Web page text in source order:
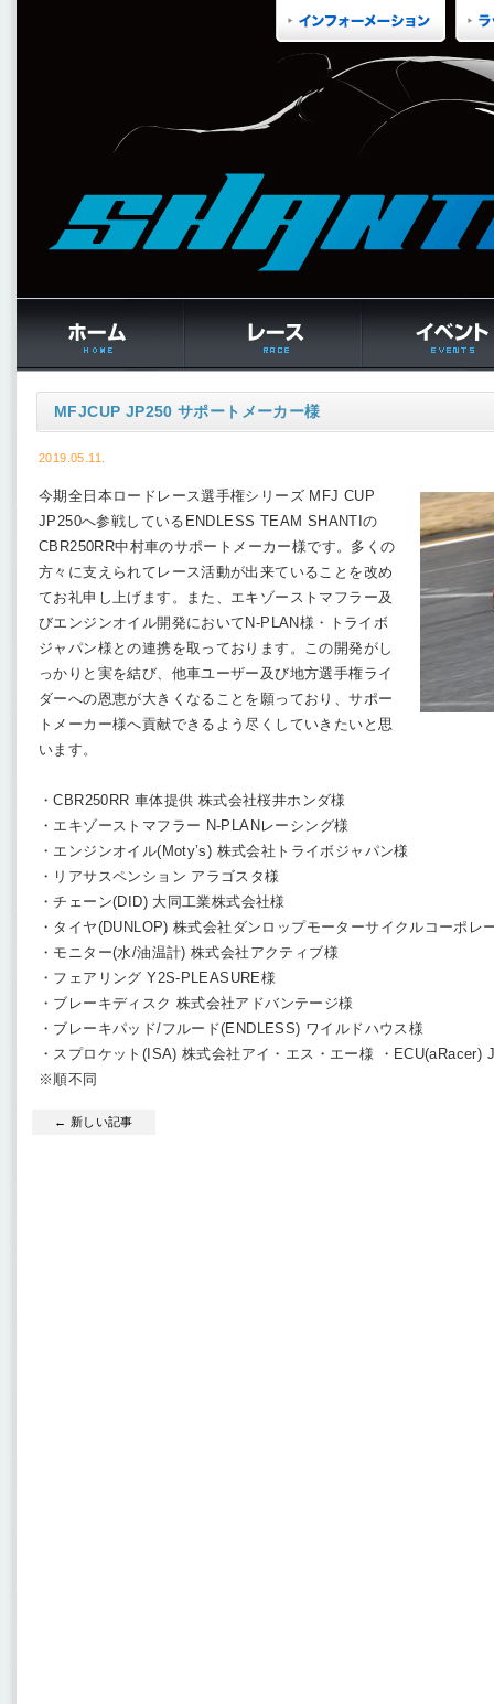
MFJCUP JP250 サポートメーカー様
2019.05.11.
今期全日本ロードレース選手権シリーズ MFJ CUP
JP250へ参戦しているENDLESS TEAM SHANTIの
CBR250RR中村車のサポートメーカー様です。多くの
方々に支えられてレース活動が出来ていることを改め
てお礼申し上げます。また、エキゾーストマフラー及
びエンジンオイル開発においてN-PLAN様・トライボ
ジャパン様との連携を取っております。この開発がし
っかりと実を結び、他車ユーザー及び地方選手権ライ
ダーへの恩恵が大きくなることを願っており、サポー
トメーカー様へ貢献できるよう尽くしていきたいと思
います。
・CBR250RR 車体提供 株式会社桜井ホンダ様
・エキゾーストマフラー N-PLANレーシング様
・エンジンオイル(Moty’s) 株式会社トライボジャパン様
・リアサスペンション アラゴスタ様
・チェーン(DID) 大同工業株式会社様
・タイヤ(DUNLOP) 株式会社ダンロップモーターサイクルコーポレ
・モニター(水/油温計) 株式会社アクティブ様
・フェアリング Y2S-PLEASURE様
・ブレーキディスク 株式会社アドバンテージ様
・ブレーキパッド/フルード(ENDLESS) ワイルドハウス様
・スプロケット(ISA) 株式会社アイ・エス・エー様 ・
※順不同
← 新しい記事